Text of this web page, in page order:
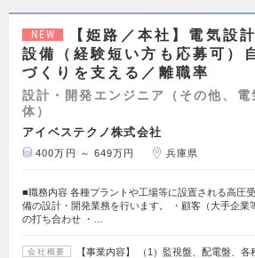
NEW
【姫路／本社】電気設
設備（経験短い方も応募可）
づくりを支える／離職率
設計・開発エンジニア（その他、電
体）
アイベステクノ株式会社
400万円 ～ 649万円 兵庫県
■職務内容 各種プラントや工場等に設置される高圧
備の設計・開発業務を行います。 ・顧客（大手企業
の打ち合わせ ・…
会社概要
【事業内容】 （1）監視盤、配電盤、